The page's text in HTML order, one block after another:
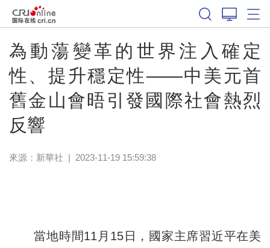
為動蕩變革的世界注入確定
性、提升穩定性——中美元首
舊金山會晤引發國際社會熱烈
反響
來源： 新華社 | 2023-11-19 15:59:38
當地時間11月15日，國家主席習近平在美